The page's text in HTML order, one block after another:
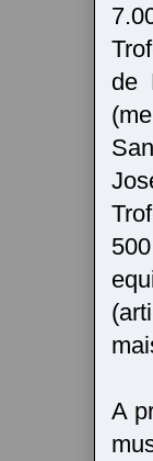
de
A